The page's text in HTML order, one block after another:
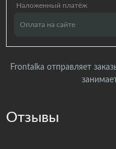
Наложенный платёж
Оплата на сайте
Frontalka отправляет
Отзывы